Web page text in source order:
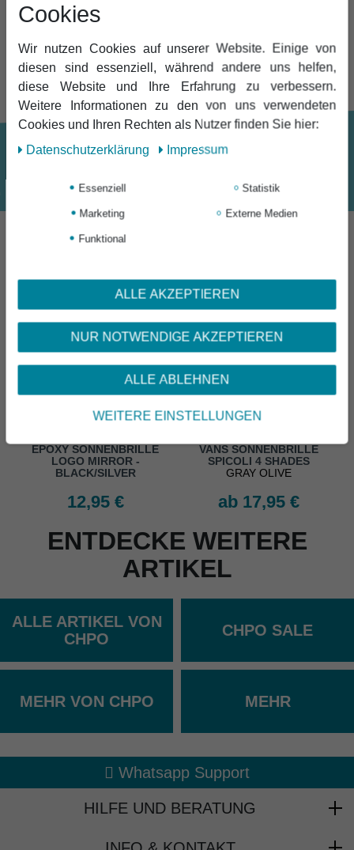
MEHR INFORMATIONEN ZUM EU
DAS KÖNNTE DIR AUCH
GEFALLEN
EPOXY SONNENBRILLE
LOGO MIRROR -
BLACK/SILVER
12,95 €
VANS SONNENBRILLE
SPICOLI 4 SHADES
GRAY OLIVE
ab 17,95 €
ENTDECKE WEITERE
ARTIKEL
ALLE ARTIKEL VON
CHPO
CHPO SALE
MEHR VON CHPO MEHR
Whatsapp Support
HILFE UND BERATUNG
Cookies
Wir nutzen Cookies auf unserer Website. Einige von
diesen sind essenziell, während andere uns helfen,
diese Website und Ihre Erfahrung zu verbessern.
Weitere Informationen zu den von uns verwendeten
Cookies und Ihren Rechten als Nutzer finden Sie hier:
Daten­schutz­erklärung
Impressum
Essenziell Statistik
Marketing Externe Medien
Funktional
ALLE AKZEPTIEREN
NUR NOTWENDIGE AKZEPTIEREN
ALLE ABLEHNEN
WEITERE EINSTELLUNGEN